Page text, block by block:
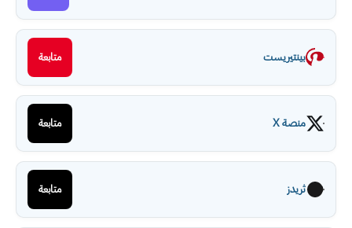
بينتيريست متابعة
منصة X متابعة
ثريدز متابعة